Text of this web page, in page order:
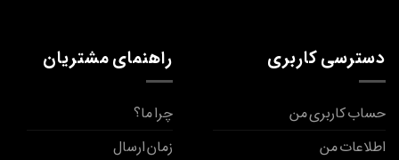
دسترسی کاربری
حساب کاربری من
اطلاعات من
راهنمای مشتریان
چرا ما؟
زمان ارسال